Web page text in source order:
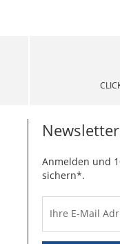
Newsletter
Anmelden und
sichern*.
Ihre E-Mail